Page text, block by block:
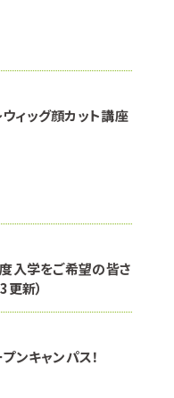
ィッグ顔カット講座
学をご希望の皆さ
新）
ンキャンパス！